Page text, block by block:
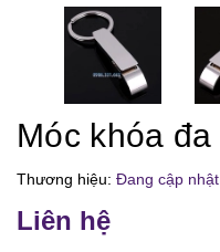
Móc khóa đa
Thương hiệu: Đang cập nhật
Liên hệ